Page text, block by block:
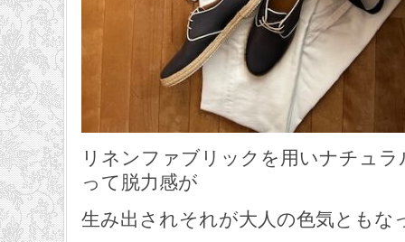
リネンファブリックを用いナチュ
って脱力感が
生み出されそれが大人の色気ともな